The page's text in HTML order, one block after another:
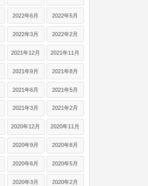
2022年6月 2022年5月
2022年3月 2022年2月
2021年12月 2021年11月
2021年9月 2021年8月
2021年6月 2021年5月
2021年3月 2021年2月
2020年12月 2020年11月
2020年9月 2020年8月
2020年6月 2020年5月
2020年3月 2020年2月